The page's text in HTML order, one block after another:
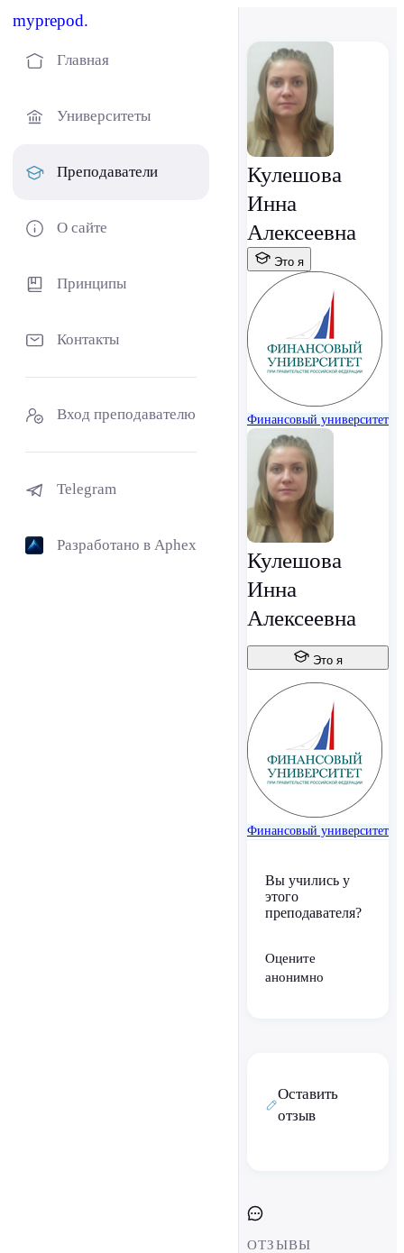
myprepod.
Главная
Университеты
Преподаватели
О сайте
Принципы
Контакты
Вход преподавателю
Telegram
Разработано в Aphex
Кулешова
Инна
Алексеевна
Это я
Финансовый университет
Кулешова
Инна
Алексеевна
Это я
Финансовый университет
Вы учились у
этого
преподавателя?
Оцените
анонимно
Оставить
отзыв
ОТЗЫВЫ